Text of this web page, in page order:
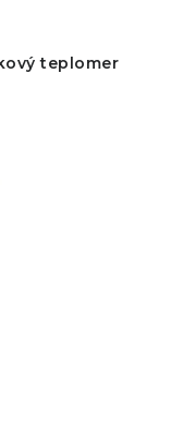
teplomer